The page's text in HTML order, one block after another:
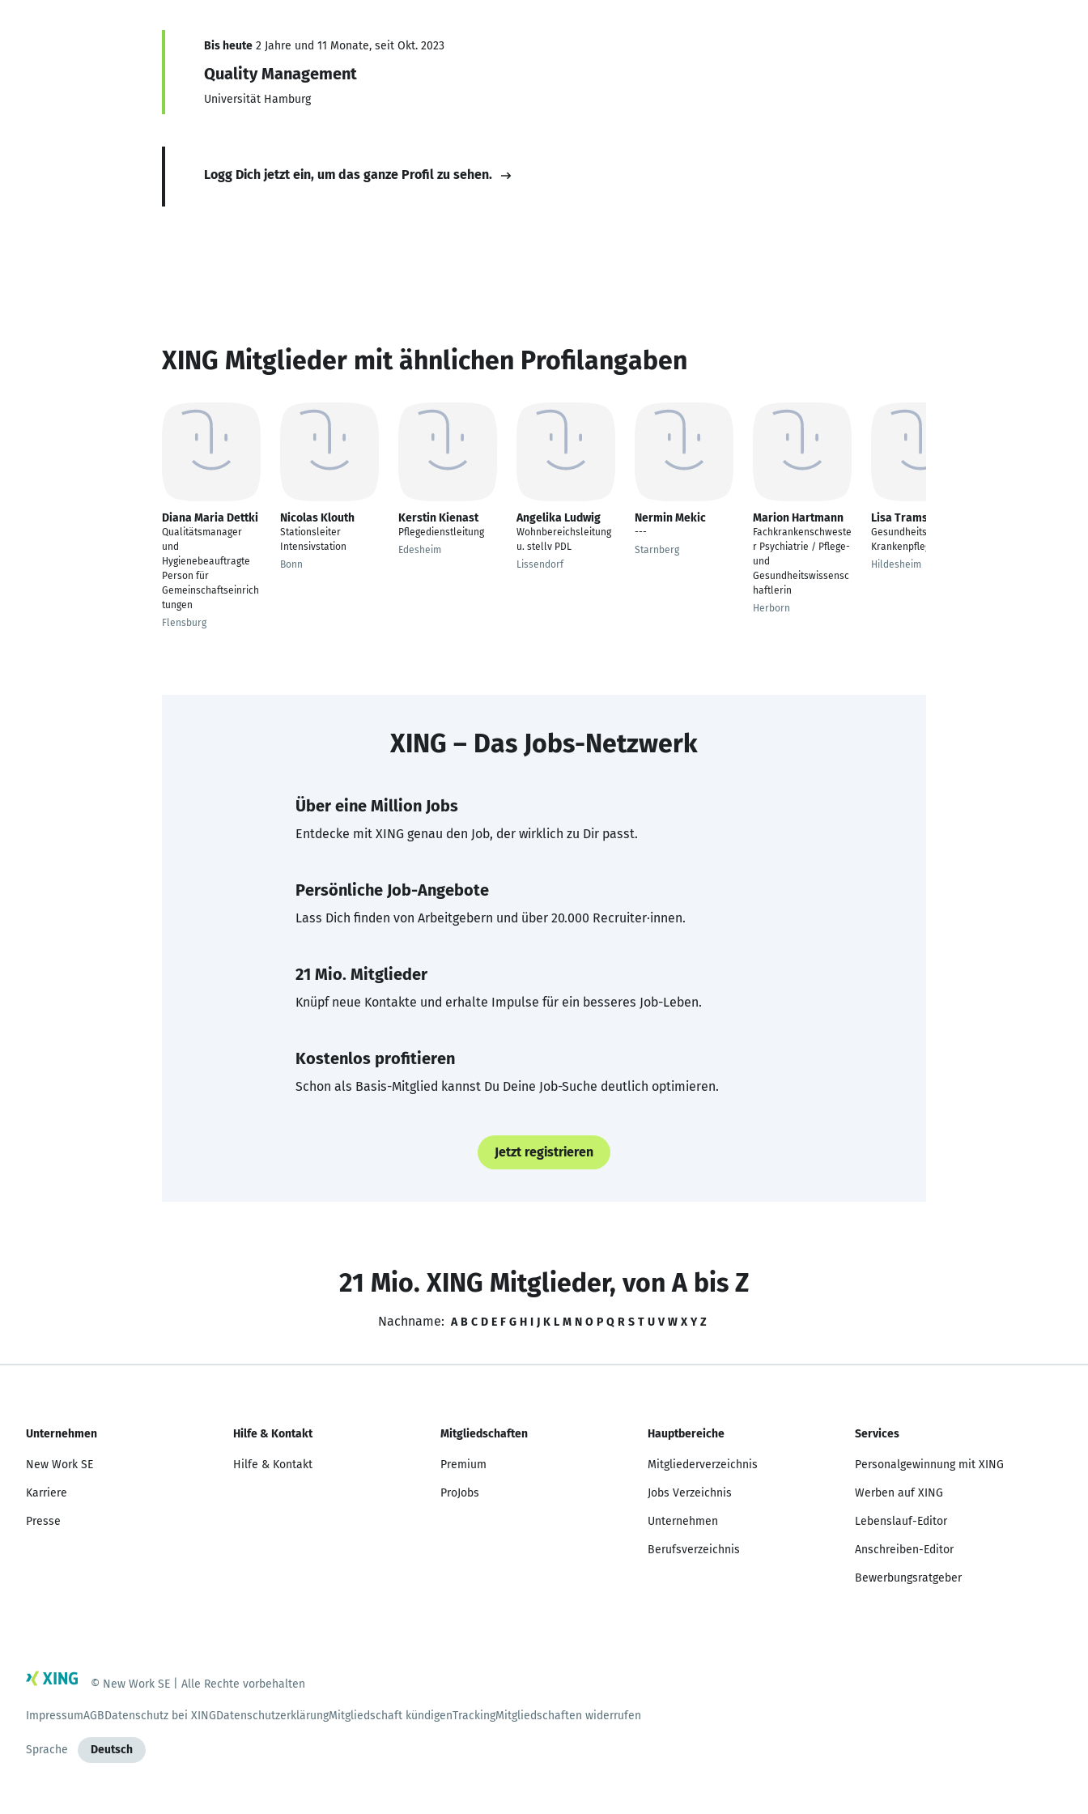
Bis heute 2 Jahre und 11 Monate, seit Okt. 2023
Quality Management
Universität Hamburg
Logg Dich jetzt ein, um das ganze Profil zu sehen.
XING Mitglieder mit ähnlichen Profilangaben
Diana Maria Dettki
Qualitätsmanager
und
Hygienebeauftragte
Person für
Gemeinschaftseinrich
tungen
Flensburg
Nicolas Klouth
Stationsleiter
Intensivstation
Bonn
Kerstin Kienast
Pflegedienstleitung
Edesheim
Angelika Ludwig
Wohnbereichsleitung
u. stellv PDL
Lissendorf
Nermin Mekic
---
Starnberg
Marion Hartmann
Fachkrankenschweste
r Psychiatrie / Pflege-
und
Gesundheitswissensc
haftlerin
Herborn
Lisa Trams
Gesundheits- und
Krankenpfleger
Hildesheim
XING – Das Jobs-Netzwerk
Über eine Million Jobs
Entdecke mit XING genau den Job, der wirklich zu Dir passt.
Persönliche Job-Angebote
Lass Dich finden von Arbeitgebern und über 20.000 Recruiter·innen.
21 Mio. Mitglieder
Knüpf neue Kontakte und erhalte Impulse für ein besseres Job-Leben.
Kostenlos profitieren
Schon als Basis-Mitglied kannst Du Deine Job-Suche deutlich optimieren.
Jetzt registrieren
21 Mio. XING Mitglieder, von A bis Z
Nachname: A B C D E F G H I J K L M N O P Q R S T U V W X Y Z
Unternehmen
New Work SE
Karriere
Presse
Hilfe & Kontakt
Hilfe & Kontakt
Mitgliedschaften
Premium
ProJobs
Hauptbereiche
Mitgliederverzeichnis
Jobs Verzeichnis
Unternehmen
Berufsverzeichnis
Services
Personalgewinnung mit XING
Werben auf XING
Lebenslauf-Editor
Anschreiben-Editor
Bewerbungsratgeber
© New Work SE | Alle Rechte vorbehalten
ImpressumAGBDatenschutz bei XINGDatenschutzerklärungMitgliedschaft kündigenTrackingMitgliedschaften widerrufen
Sprache Deutsch